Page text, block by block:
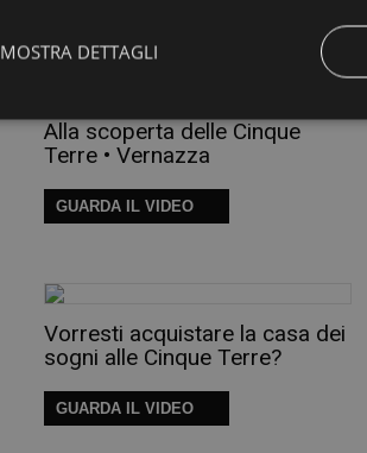
Alla scoperta delle Cinque
Terre • Vernazza
GUARDA IL VIDEO
Vorresti acquistare la casa dei
sogni alle Cinque Terre?
GUARDA IL VIDEO
MOSTRA DETTAGLI